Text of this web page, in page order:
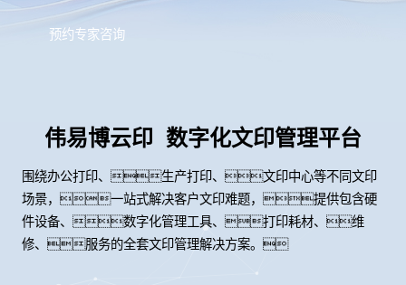
预约专家咨询
伟易博云印 数字化文印管理平台
围绕办公打印、生产打印、文印中心等不同文印
场景，一站式解决客户文印难题，提供包含硬
件设备、数字化管理工具、打印耗材、维
修、服务的全套文印管理解决方案。